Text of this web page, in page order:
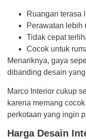
Ruangan terasa
Perawatan lebih
Tidak cepat
Cocok untuk
Menariknya, gaya
dibanding desain
Marco Interior cukup
karena memang
perkotaan yang ingin
Harga Desain